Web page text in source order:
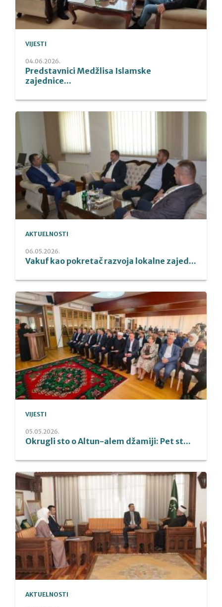
VIJESTI
04.06.2026.
Predstavnici Medžlisa Islamske
zajednice...
AKTUELNOSTI
06.05.2026.
Vakuf kao pokretač razvoja lokalne zajed...
VIJESTI
05.05.2026.
Okrugli sto o Altun-alem džamiji: Pet st...
AKTUELNOSTI